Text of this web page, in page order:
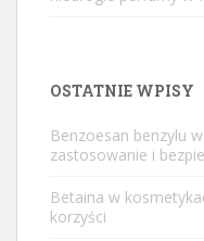
OSTATNIE WPISY
Benzoesan benzylu
zastosowanie i
Betaina w
korzyści